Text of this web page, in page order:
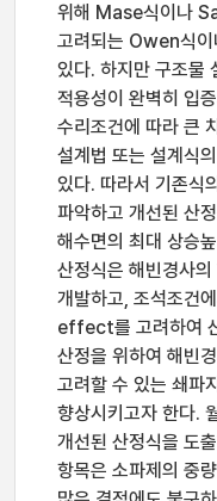
위해 Mase식이나
고려되는 Owen식
있다. 하지만 구조물
적용성이 완벽히 입
수리조건에 따라 큰
설계법 또는 설계식
있다. 따라서 기존식
파악하고 개선된 산
해수면의 최대 상
산정식은 해빈경사
개발하고, 조석조건
effect를 고려하여
산정을 위하여 해빈
고려할 수 있는 쇄파
향상시키고자 한다.
개선된 산정식을 도
항목은 소파제의 중